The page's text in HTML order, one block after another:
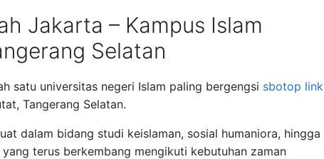
Jakarta – Kampus Islam
Selatan
satu universitas negeri Islam paling bergengsi sbotop link
Tangerang Selatan.
dalam bidang studi keislaman, sosial humaniora, hingga
terus berkembang mengikuti kebutuhan zaman